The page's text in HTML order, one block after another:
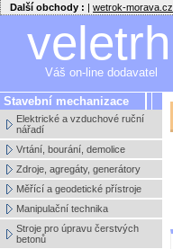
Další obchody : | wetrok-morava.cz
veletrh
Váš on-line dodavatel
Stavební mechanizace
Elektrické a vzduchové ruční
nářadí
Vrtání, bourání, demolice
Zdroje, agregáty, generátory
Měřící a geodetické přístroje
Manipulační technika
Stroje pro úpravu čerstvých
betonů